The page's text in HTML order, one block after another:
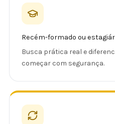
Recém-formado ou
Busca prática real e
começar com segurança.